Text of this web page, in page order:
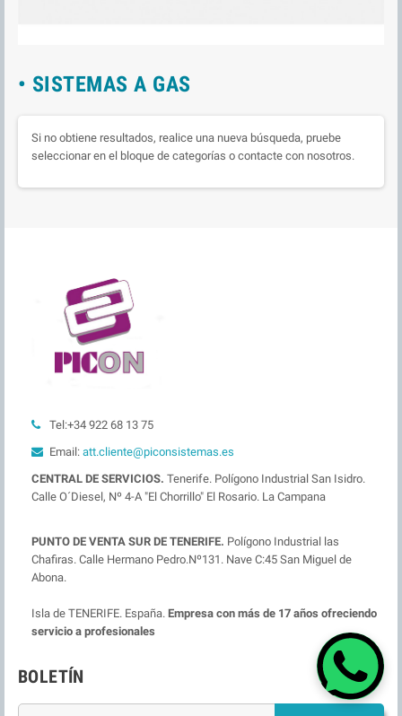
• SISTEMAS A GAS
Si no obtiene resultados, realice una nueva búsqueda, pruebe
seleccionar en el bloque de categorías o contacte con nosotros.
Tel:+34 922 68 13 75
Email: att.cliente@piconsistemas.es
CENTRAL DE SERVICIOS. Tenerife. Polígono Industrial San Isidro.
Calle O´Diesel, Nº 4-A "El Chorrillo" El Rosario. La Campana
PUNTO DE VENTA SUR DE TENERIFE. Polígono Industrial las
Chafiras. Calle Hermano Pedro.Nº131. Nave C:45 San Miguel de
Abona.
Isla de TENERIFE. España. Empresa con más de 17 años ofreciendo
servicio a profesionales
BOLETÍN